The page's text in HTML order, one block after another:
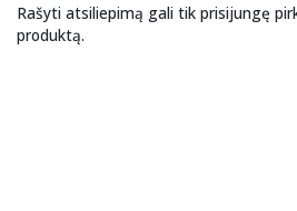
Rašyti atsiliepimą gali tik prisijungę
produktą.